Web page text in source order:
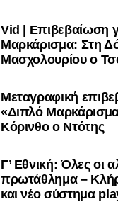
Vid | Επιβεβαίωση
Μαρκάρισμα: Στη
Μασχολουρίου ο
Μεταγραφική
«Διπλό
Κόρινθο ο Ντότης
Γ’ Εθνική: Όλες οι
πρωτάθλημα –
και νέο σύστημα